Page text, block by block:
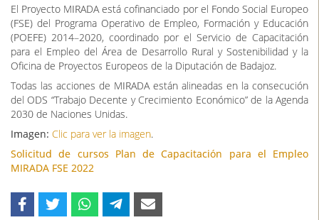
El Proyecto MIRADA está cofinanciado por el Fondo Social Europeo
(FSE) del Programa Operativo de Empleo, Formación y Educación
(POEFE) 2014–2020, coordinado por el Servicio de Capacitación
para el Empleo del Área de Desarrollo Rural y Sostenibilidad y la
Oficina de Proyectos Europeos de la Diputación de Badajoz.
Todas las acciones de MIRADA están alineadas en la consecución
del ODS “Trabajo Decente y Crecimiento Económico” de la Agenda
2030 de Naciones Unidas.
Imagen: Clic para ver la imagen.
Solicitud de cursos Plan de Capacitación para el Empleo
MIRADA FSE 2022